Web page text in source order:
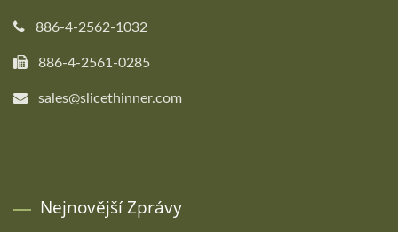
886-4-2562-1032
886-4-2561-0285
sales@slicethinner.com
Nejnovější Zprávy